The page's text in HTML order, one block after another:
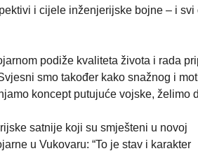
i cijele inženjerijske bojne – i svi
podiže kvaliteta života i rada
smo također kako snažnog i
koncept putujuće vojske, želimo
satnije koji su smješteni u novoj
u Vukovaru: “To je stav i karakter